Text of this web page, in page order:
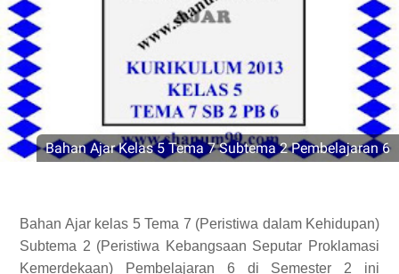
Bahan Ajar Kelas 5 Tema 7 Subtema 2 Pembelajaran 6
Bahan Ajar kelas 5 Tema 7 (Peristiwa dalam Kehidupan)
Subtema 2 (Peristiwa Kebangsaan Seputar Proklamasi
Kemerdekaan) Pembelajaran 6 di Semester 2 ini